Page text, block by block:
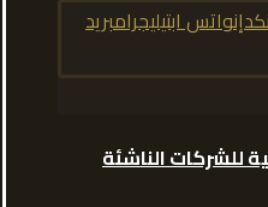
واتس ابتيليجرامبريد
للشركات الناشئة